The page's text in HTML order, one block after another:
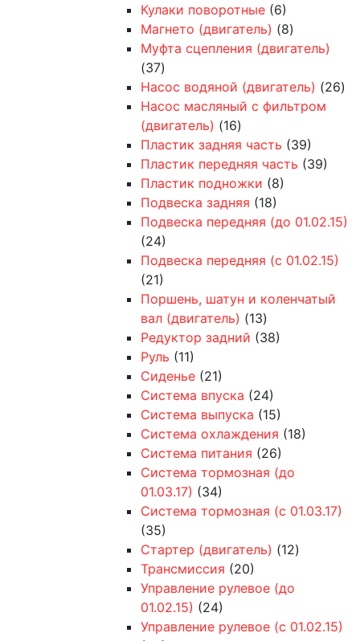
Кулаки поворотные (6)
Магнето (двигатель) (8)
Муфта сцепления (двигатель)
(37)
Насос водяной (двигатель) (26)
Насос масляный с фильтром
(двигатель) (16)
Пластик задняя часть (39)
Пластик передняя часть (39)
Пластик подножки (8)
Подвеска задняя (18)
Подвеска передняя (до 01.02.15)
(24)
Подвеска передняя (с 01.02.15)
(21)
Поршень, шатун и коленчатый
вал (двигатель) (13)
Редуктор задний (38)
Руль (11)
Сиденье (21)
Система впуска (24)
Система выпуска (15)
Система охлаждения (18)
Система питания (26)
Система тормозная (до
01.03.17) (34)
Система тормозная (с 01.03.17)
(35)
Стартер (двигатель) (12)
Трансмиссия (20)
Управление рулевое (до
01.02.15) (24)
Управление рулевое (с 01.02.15)